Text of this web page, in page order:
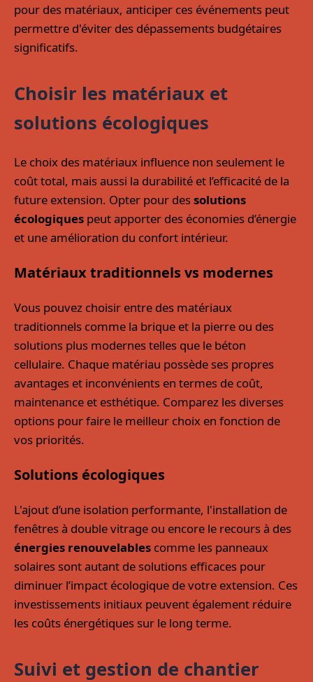
pour des matériaux, anticiper ces événements peut
permettre d'éviter des dépassements budgétaires
significatifs.
Choisir les matériaux et
solutions écologiques
Le choix des matériaux influence non seulement le
coût total, mais aussi la durabilité et l’efficacité de la
future extension. Opter pour dessolutions
écologiques peut apporter des économies d’énergie
et une amélioration du confort intérieur.
Matériaux traditionnels vs modernes
Vous pouvez choisir entre des matériaux
traditionnels comme la brique et la pierre ou des
solutions plus modernes telles que le béton
cellulaire. Chaque matériau possède ses propres
avantages et inconvénients en termes de coût,
maintenance et esthétique. Comparez les diverses
options pour faire le meilleur choix en fonction de
vos priorités.
Solutions écologiques
L'ajout d’une isolation performante, l'installation de
fenêtres à double vitrage ou encore le recours à des
énergies renouvelables comme les panneaux
solaires sont autant de solutions efficaces pour
diminuer l’impact écologique de votre extension. Ces
investissements initiaux peuvent également réduire
les coûts énergétiques sur le long terme.
Suivi et gestion de chantier